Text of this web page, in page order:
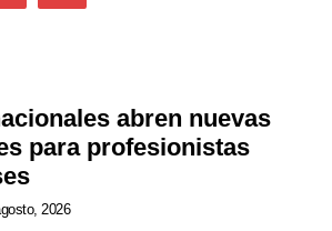
abren nuevas
para profesionistas
2026